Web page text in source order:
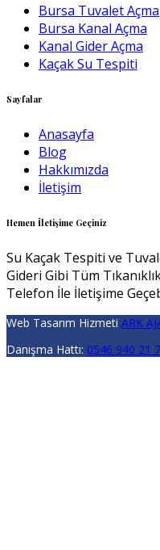
Bursa Tuvalet Açma
Bursa Kanal Açma
Kanal Gider Açma
Kaçak Su Tespiti
Sayfalar
Anasayfa
Blog
Hakkımızda
İletişim
Hemen İletişime Geçiniz
Su Kaçak Tespiti ve
Gideri Gibi Tüm
Telefon İle İletişime
Web Tasarım Hizmeti ARK
Danışma Hattı: 0546 940 21